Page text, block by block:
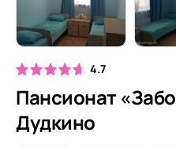
4.7
Пансионат
Дудкино